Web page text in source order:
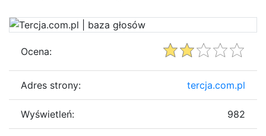
Ocena:
Adres strony: tercja.com.pl
Wyświetleń: 982